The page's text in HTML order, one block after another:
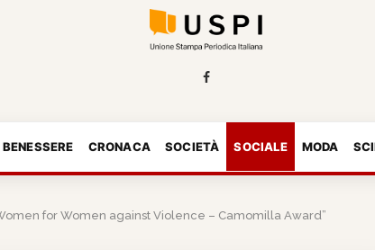
CRONACA SOCIETÀ SOCIALE MODA
for Women against Violence – Camomilla Award”